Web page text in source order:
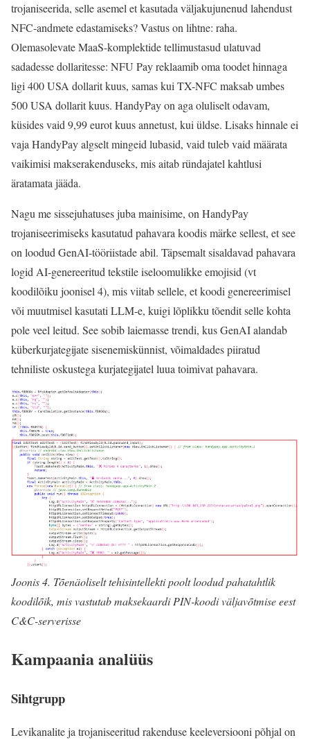
trojaniseerida, selle asemel et kasutada väljakujunenud lahendust
NFC-andmete edastamiseks? Vastus on lihtne: raha.
Olemasolevate MaaS-komplektide tellimustasud ulatuvad
sadadesse dollaritesse: NFU Pay reklaamib oma toodet hinnaga
ligi 400 USA dollarit kuus, samas kui TX-NFC maksab umbes
500 USA dollarit kuus. HandyPay on aga oluliselt odavam,
küsides vaid 9,99 eurot kuus annetust, kui üldse. Lisaks hinnale ei
vaja HandyPay algselt mingeid lubasid, vaid tuleb vaid määrata
vaikimisi makserakenduseks, mis aitab ründajatel kahtlusi
äratamata jääda.
Nagu me sissejuhatuses juba mainisime, on HandyPay
trojaniseerimiseks kasutatud pahavara koodis märke sellest, et see
on loodud GenAI-tööriistade abil. Täpsemalt sisaldavad pahavara
logid AI-genereeritud tekstile iseloomulikke emojisid (vt
koodilõiku joonisel 4), mis viitab sellele, et koodi genereerimisel
või muutmisel kasutati LLM-e, kuigi lõplikku tõendit selle kohta
pole veel leitud. See sobib laiemasse trendi, kus GenAI alandab
küberkurjategijate sisenemiskünnist, võimaldades piiratud
tehniliste oskustega kurjategijatel luua toimivat pahavara.
Joonis 4. Tõenäoliselt tehisintellekti poolt loodud pahatahtlik
koodilõik, mis vastutab maksekaardi PIN-koodi väljavõtmise eest
C&C-serverisse
Kampaania analüüs
Sihtgrupp
Levikanalite ja trojaniseeritud rakenduse keeleversiooni põhjal on